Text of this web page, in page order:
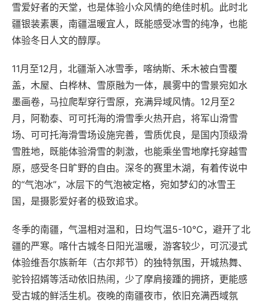
雪爱好者的天堂，也是体验小众风情的绝佳时机。此时北
疆银装素裹，南疆温暖宜人，既能感受冰雪的纯净，也能
体验冬日人文的醇厚。
11月至12月，北疆渐入冰雪季，喀纳斯、禾木被白雪覆
盖，木屋、白桦林、雪原融为一体，晨雾中的雪景宛如水
墨画卷，马拉爬犁穿行雪原，充满异域风情。12月至2
月，阿勒泰、可可托海的滑雪季火热开启，将军山滑雪
场、可可托海滑雪场设施完善，雪质优良，是国内顶级滑
雪胜地，既能体验滑雪的刺激，也能乘坐雪地摩托穿越雪
原，感受冬日旷野的自由。深冬的赛里木湖，有着传说中
的“气泡冰”，冰层下的气泡被定格，宛如梦幻的冰雪王
国，是摄影爱好者的极致追求。
冬季的南疆，气温相对温和，日均气温5-10℃，避开了北
疆的严寒。喀什古城冬日阳光温暖，游客较少，可沉浸式
体验维吾尔族新年（古尔邦节）的独特氛围，开城热舞、
驼铃招婿等活动依旧热闹，少了摩肩接踵的拥挤，更能感
受古城的鲜活生机。夜晚的南疆夜市，依旧充满西域氛